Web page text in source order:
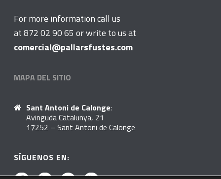
For more information call us
at 872 02 90 65 or write to us at
comercial@pallarsfustes.com
MAPA DEL SITIO
Sant Antoni de Calonge:
Avinguda Catalunya, 21
17252 – Sant Antoni de Calonge
SÍGUENOS EN: